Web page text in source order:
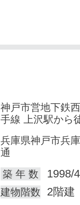
神戸市営地下鉄
手線 上沢駅から
兵庫県神戸市兵
通
築 年 数
1998/
建物階数 2階建